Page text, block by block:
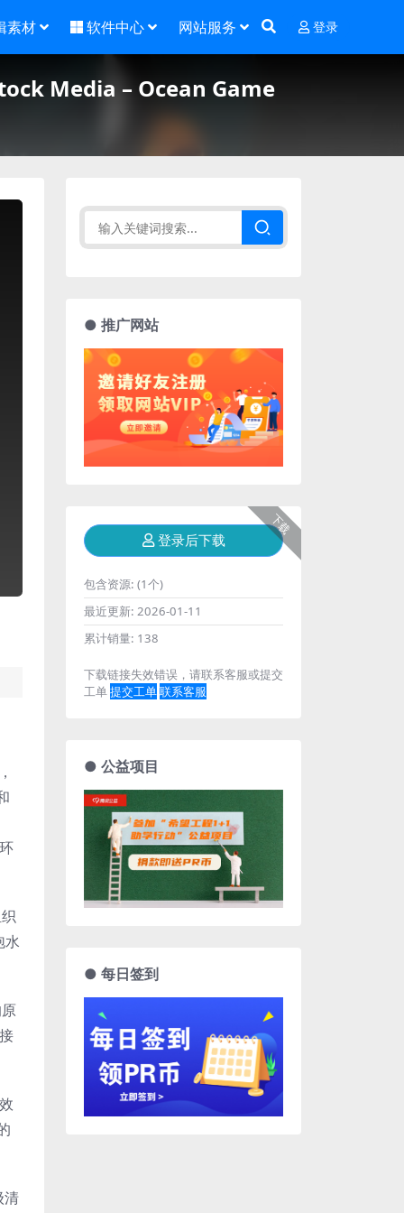
素材 软件中心 网站服务 登录
Media – Ocean Game
水
清
● 推广网站
下载
登录后下载
包含资源: (1个)
最近更新: 2026-01-11
累计销量: 138
下载链接失效错误，请联系客服或提交
工单提交工单联系客服
● 公益项目
● 每日签到